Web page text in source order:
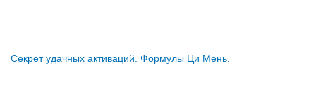
Секрет удачных активаций. Формулы Ци Мень.